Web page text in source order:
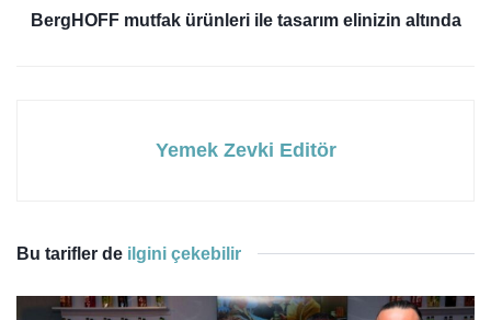
BergHOFF mutfak ürünleri ile tasarım elinizin altında
Yemek Zevki Editör
Bu tarifler de ilgini çekebilir